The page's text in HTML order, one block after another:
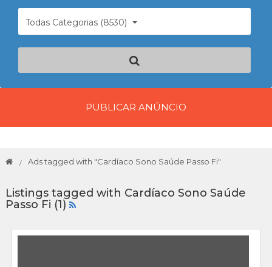
Todas Categorias (8530)
PUBLICAR ANÚNCIO
Ads tagged with "Cardíaco Sono Saúde Passo Fi"
Listings tagged with Cardíaco Sono Saúde
Passo Fi (1)